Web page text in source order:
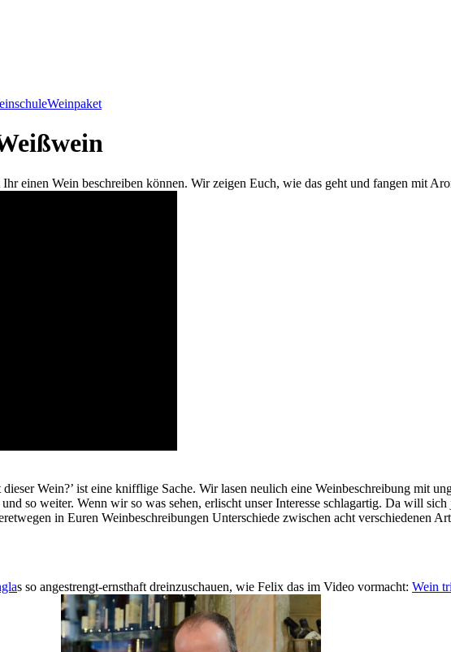
Weinpaket
einen Wein beschreiben können. Wir zeigen Euch, wie das geht und fangen mit
Wein?’ ist eine knifflige Sache. Wir lasen neulich eine Weinbeschreibung mit
so weiter. Wenn wir so was sehen, erlischt unser Interesse schlagartig. Da will
in Euren Weinbeschreibungen Unterschiede zwischen acht verschiedenen
s so angestrengt-ernsthaft dreinzuschauen, wie Felix das im Video vormacht: Wein